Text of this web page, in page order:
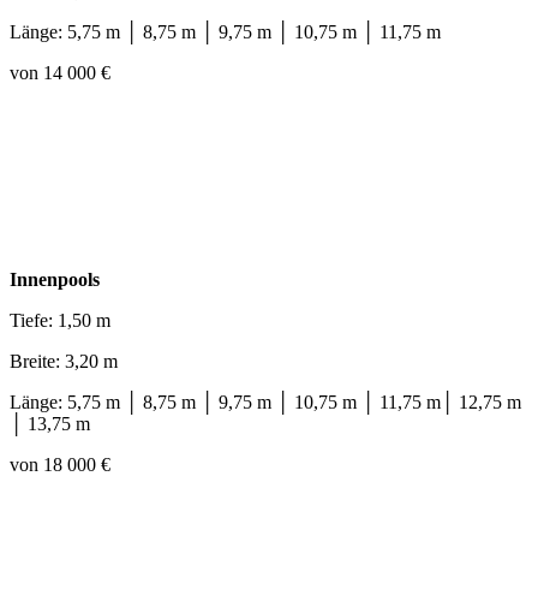
Länge: 5,75 m │ 8,75 m │ 9,75 m │ 10,75 m │ 11,75 m
von 14 000 €
Innenpools
Tiefe: 1,50 m
Breite: 3,20 m
Länge: 5,75 m │ 8,75 m │ 9,75 m │ 10,75 m │ 11,75 m│ 12,75 m
│ 13,75 m
von 18 000 €